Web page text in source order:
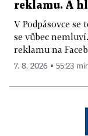
reklamu. A
V Podpásovce
se vůbec
reklamu na
7. 8. 2026 ▪ 55:23